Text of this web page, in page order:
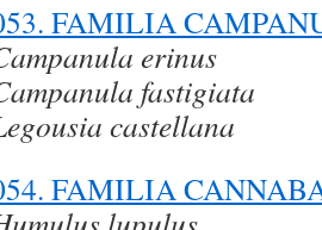
FAMILIA
erinus
fastigiata
castellana
FAMILIA